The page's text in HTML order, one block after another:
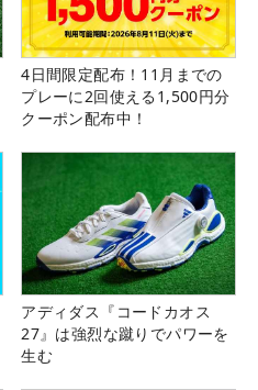
4日間限定配布！11月までの
プレーに2回使える1,500円分
クーポン配布中！
アディダス『コードカオス
27』は強烈な蹴りでパワーを
生む